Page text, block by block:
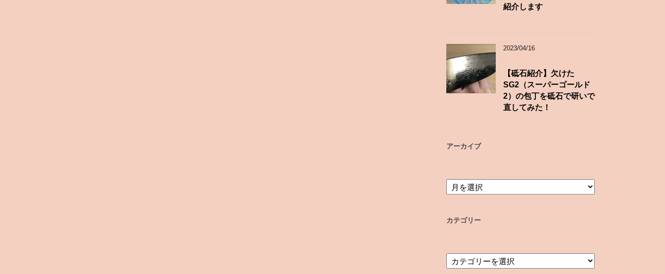
紹介します
2023/04/16
【砥石紹介】欠けた
SG2（スーパーゴールド
2）の包丁を砥石で研いで
直してみた！
アーカイブ
ア
ー
ブ
カテゴリー
テ